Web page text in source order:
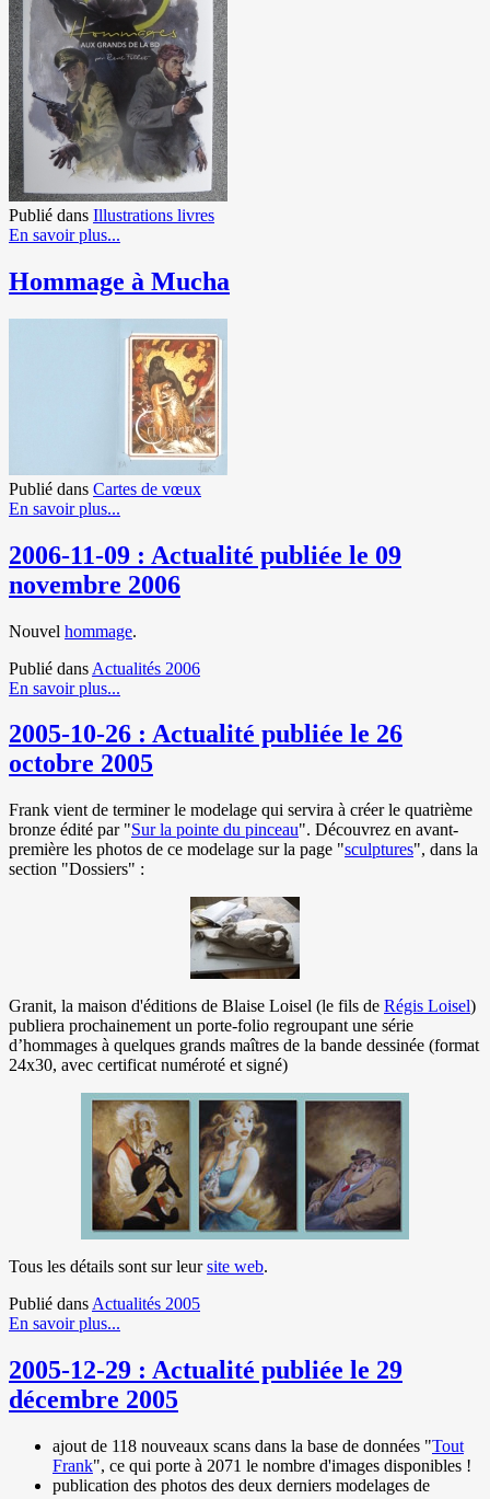
Publié dans Illustrations livres
En savoir plus...
Hommage à Mucha
Publié dans Cartes de vœux
En savoir plus...
2006-11-09 : Actualité publiée le 09
novembre 2006
Nouvel hommage.
Publié dans Actualités 2006
En savoir plus...
2005-10-26 : Actualité publiée le 26
octobre 2005
Frank vient de terminer le modelage qui servira à créer le quatrième
bronze édité par "Sur la pointe du pinceau". Découvrez en avant-
première les photos de ce modelage sur la page "sculptures", dans la
section "Dossiers" :
Granit, la maison d'éditions de Blaise Loisel (le fils de Régis Loisel)
publiera prochainement un porte-folio regroupant une série
d’hommages à quelques grands maîtres de la bande dessinée (format
24x30, avec certificat numéroté et signé)
Tous les détails sont sur leursite web.
Publié dans Actualités 2005
En savoir plus...
2005-12-29 : Actualité publiée le 29
décembre 2005
ajout de 118 nouveaux scans dans la base de données "Tout
Frank", ce qui porte à 2071 le nombre d'images disponibles !
publication des photos des deux derniers modelages de